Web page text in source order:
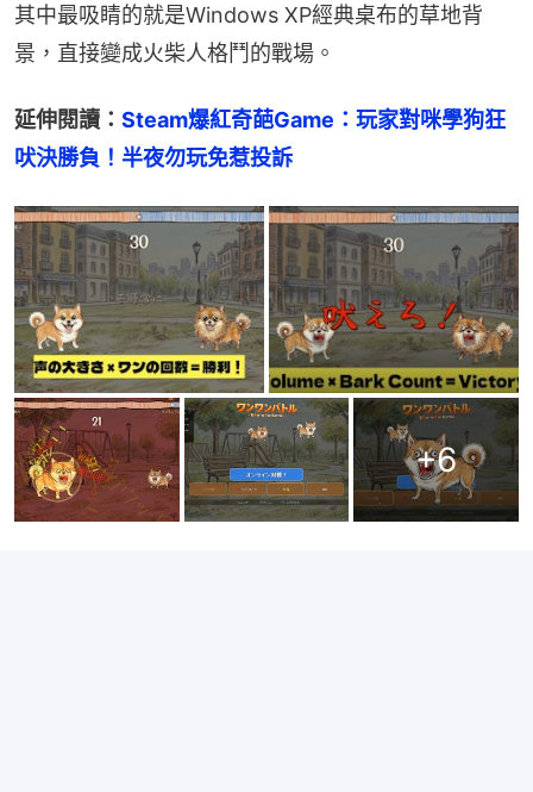
其中最吸睛的就是Windows XP經典桌布的草地背
景，直接變成火柴人格鬥的戰場。
延伸閱讀： Steam爆紅奇葩Game：玩家對咪學狗狂
吠決勝負！半夜勿玩免惹投訴
+6